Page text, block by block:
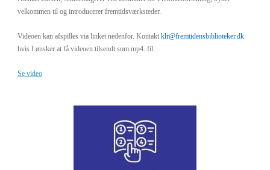
velkommen til og introducerer fremtidsværksteder.
Videoen kan afspilles via linket nedenfor. Kontakt klr@fremtidensbiblioteker.dk
hvis I ønsker at få videoen tilsendt som mp4. fil.
Se video